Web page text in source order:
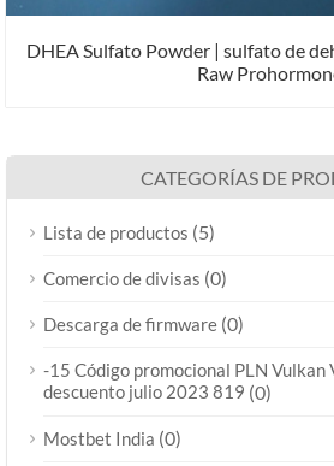
DHEA Sulfato Powder | sulfato de
Raw
CATEGORÍAS DE
Lista de productos (5)
Comercio de divisas (0)
Descarga de firmware (0)
-15 Código promocional PLN Vulkan
descuento julio 2023 819 (0)
Mostbet India (0)